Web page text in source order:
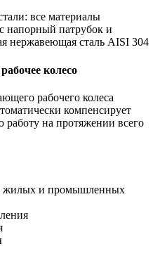
все материалы
напорный патрубок и
нержавеющая сталь AISI 304
колесо
рабочего колеса
компенсирует
работу на протяжении всего
жилых и промышленных